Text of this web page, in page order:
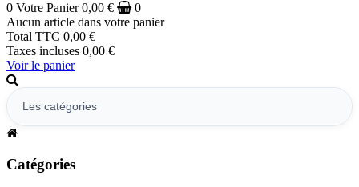
0 Votre Panier 0,00 €
0
Aucun article dans votre panier
Total TTC 0,00 €
Taxes incluses 0,00 €
Voir le panier
Catégories